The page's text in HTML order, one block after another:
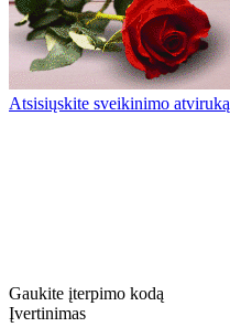
Atsisiųskite sveikinimo atviruką
Gaukite įterpimo kodą
Įvertinimas